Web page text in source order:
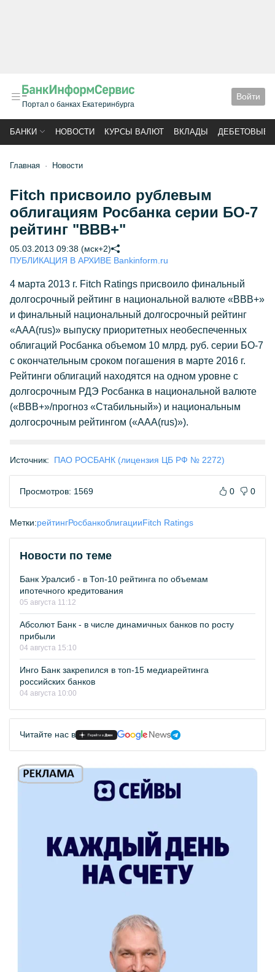
Портал о банках Екатеринбурга
Войти
БАНКИ НОВОСТИ КУРСЫ ВАЛЮТ ВКЛАДЫ ДЕБЕТОВЫЕ
Главная Новости
Fitch присвоило рублевым
облигациям Росбанка серии БО-7
рейтинг "BBB+"
05.03.2013 09:38 (мск+2)
ПУБЛИКАЦИЯ В АРХИВЕ Bankinform.ru
4 марта 2013 г. Fitch Ratings присвоило финальный
долгосрочный рейтинг в национальной валюте «BBB+»
и финальный национальный долгосрочный рейтинг
«AAA(rus)» выпуску приоритетных необеспеченных
облигаций Росбанка объемом 10 млрд. руб. серии БО-7
с окончательным сроком погашения в марте 2016 г.
Рейтинги облигаций находятся на одном уровне с
долгосрочным РДЭ Росбанка в национальной валюте
(«BBB+»/прогноз «Стабильный») и национальным
долгосрочным рейтингом («AAA(rus)»).
Источник: ПАО РОСБАНК (лицензия ЦБ РФ № 2272)
Просмотров: 1569 0 0
Метки:рейтингРосбанкоблигацииFitch Ratings
Новости по теме
Банк Уралсиб - в Топ-10 рейтинга по объемам
ипотечного кредитования
05 августа 11:12
Абсолют Банк - в числе динамичных банков по росту
прибыли
04 августа 15:10
Инго Банк закрепился в топ-15 медиарейтинга
российских банков
04 августа 10:00
Читайте нас в